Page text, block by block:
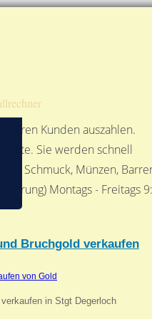
Kunden auszahlen.
Sie werden schnell
Schmuck, Münzen,
Montags - Freitags
Bruchgold verkaufen
von Gold
in Stgt Degerloch